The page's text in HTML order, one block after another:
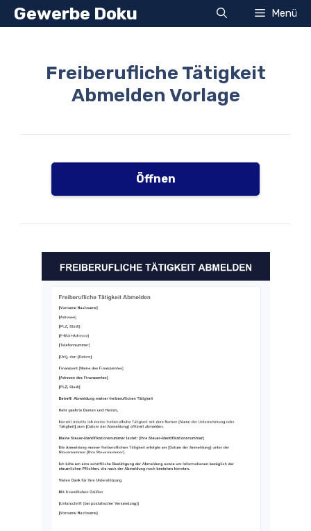
Zum
InhaltGewerbe Doku Menü
Freiberufliche Tätigkeit
Abmelden Vorlage
Öffnen